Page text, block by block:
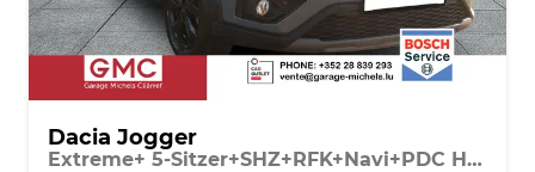
Dacia Jogger
Extreme+ 5-Sitzer+SHZ+RFK+Navi+PDC Hybrid 140